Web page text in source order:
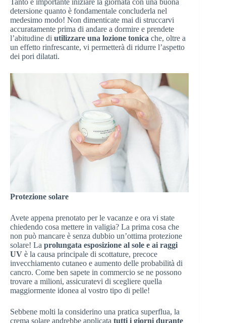
Tanto è importante iniziare la giornata con una buona
detersione quanto è fondamentale concluderla nel
medesimo modo! Non dimenticate mai di struccarvi
accuratamente prima di andare a dormire e prendete
l’abitudine di utilizzare una lozione tonica che, oltre a
un effetto rinfrescante, vi permetterà di ridurre l’aspetto
dei pori dilatati.
Protezione solare
Avete appena prenotato per le vacanze e ora vi state
chiedendo cosa mettere in valigia? La prima cosa che
non può mancare è senza dubbio un’ottima protezione
solare! La prolungata esposizione al sole e ai raggi
UV è la causa principale di scottature, precoce
invecchiamento cutaneo e aumento delle probabilità di
cancro. Come ben sapete in commercio se ne possono
trovare a milioni, assicuratevi di scegliere quella
maggiormente idonea al vostro tipo di pelle!
Sebbene molti la considerino una pratica superflua, la
crema solare andrebbe applicata tutti i giorni durante